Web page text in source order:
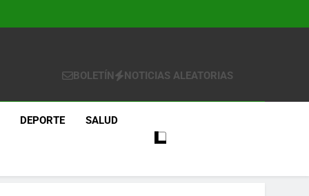
BOLETÍN NOTICIAS ALEATORIAS
DEPORTE SALUD